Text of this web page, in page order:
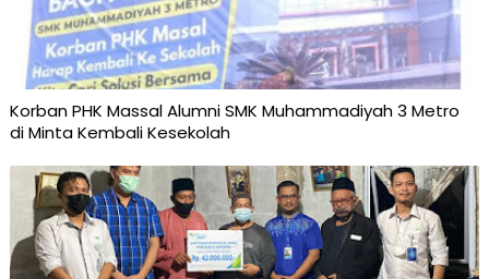
Korban PHK Massal Alumni SMK Muhammadiyah 3 Metro
di Minta Kembali Kesekolah